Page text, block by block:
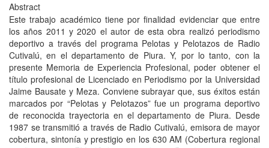
Abstract
Este trabajo académico tiene por finalidad evidenciar que entre
los años 2011 y 2020 el autor de esta obra realizó periodismo
deportivo a través del programa Pelotas y Pelotazos de Radio
Cutivalú, en el departamento de Piura. Y, por lo tanto, con la
presente Memoria de Experiencia Profesional, poder obtener el
título profesional de Licenciado en Periodismo por la Universidad
Jaime Bausate y Meza. Conviene subrayar que, sus éxitos están
marcados por “Pelotas y Pelotazos” fue un programa deportivo
de reconocida trayectoria en el departamento de Piura. Desde
1987 se transmitió a través de Radio Cutivalú, emisora de mayor
cobertura, sintonía y prestigio en los 630 AM (Cobertura regional